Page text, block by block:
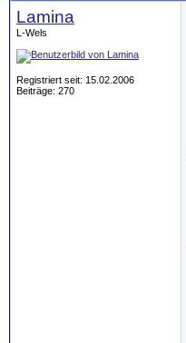
Lamina
L-Wels
Registriert seit: 15.02.2006
Beiträge: 270